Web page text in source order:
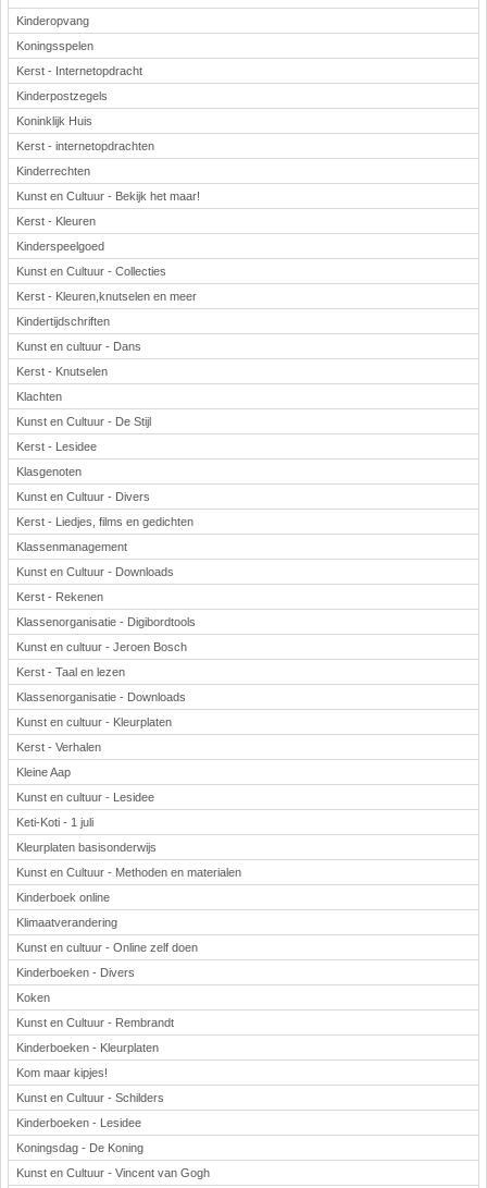
Kinderopvang
Koningsspelen
Kerst - Internetopdracht
Kinderpostzegels
Koninklijk Huis
Kerst - internetopdrachten
Kinderrechten
Kunst en Cultuur - Bekijk het maar!
Kerst - Kleuren
Kinderspeelgoed
Kunst en Cultuur - Collecties
Kerst - Kleuren,knutselen en meer
Kindertijdschriften
Kunst en cultuur - Dans
Kerst - Knutselen
Klachten
Kunst en Cultuur - De Stijl
Kerst - Lesidee
Klasgenoten
Kunst en Cultuur - Divers
Kerst - Liedjes, films en gedichten
Klassenmanagement
Kunst en Cultuur - Downloads
Kerst - Rekenen
Klassenorganisatie - Digibordtools
Kunst en cultuur - Jeroen Bosch
Kerst - Taal en lezen
Klassenorganisatie - Downloads
Kunst en cultuur - Kleurplaten
Kerst - Verhalen
Kleine Aap
Kunst en cultuur - Lesidee
Keti-Koti - 1 juli
Kleurplaten basisonderwijs
Kunst en Cultuur - Methoden en materialen
Kinderboek online
Klimaatverandering
Kunst en cultuur - Online zelf doen
Kinderboeken - Divers
Koken
Kunst en Cultuur - Rembrandt
Kinderboeken - Kleurplaten
Kom maar kipjes!
Kunst en Cultuur - Schilders
Kinderboeken - Lesidee
Koningsdag - De Koning
Kunst en Cultuur - Vincent van Gogh